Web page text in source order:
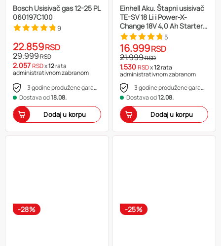
Bosch Usisivač gas 12-25 PL
060197C100
9
22.859RSD
29.999RSD
2.057RSDx12rata
administrativnom zabranom
3 godine produžene garancije
Dostava od18.08.
Dodaj u korpu
Einhell Aku. Štapni usisivač
TE-SV 18 Li i Power-X-
Change 18V 4,0 Ah Starter-
Kit
5
16.999RSD
21.999RSD
1.530RSDx12rata
administrativnom zabranom
3 godine produžene garancije
Dostava od12.08.
Dodaj u korpu
-28% -25%